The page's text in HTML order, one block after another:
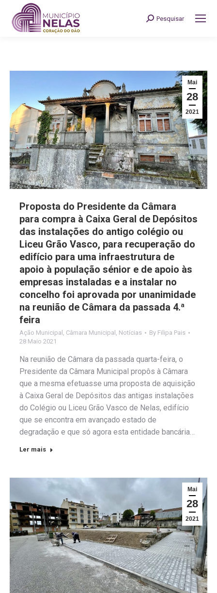
Search:
Pesquisar
Mai
28
2021
Proposta do Presidente da Câmara
para compra à Caixa Geral de Depósitos
das instalações do antigo colégio ou
Liceu Grão Vasco, para recuperação do
edifício para uma infraestrutura de
apoio à população sénior e de apoio às
empresas instaladas e a instalar no
concelho foi aprovada por unanimidade
na reunião de Câmara da passada 4.ª
feira
Ação Municipal , Câmara Municipal , Notícias By Filipa Pais
28 Maio 2021
Na reunião de Câmara da passada quarta-feira, o
Presidente da Câmara Municipal propôs à Câmara
que a mesma efetuasse uma proposta de aquisição
à Caixa Geral de Depósitos das antigas instalações
do Colégio ou Liceu Grão Vasco de Nelas, edifício
que se encontra em avançado estado de
degradação e que só agora esta entidade bancária…
Ler mais
Mai
28
2021